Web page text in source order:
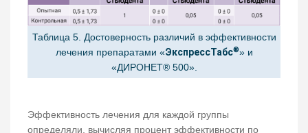
Таблица 5. Достоверность различий в эффективности
лечения препаратами «ЭкспрессТабс®» и
«ДИРОНЕТ® 500».
Эффективность лечения для каждой группы
определяли, вычисляя процент эффективности по